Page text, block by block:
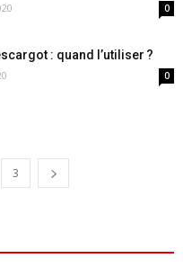
0
: quand l’utiliser ?
0
3